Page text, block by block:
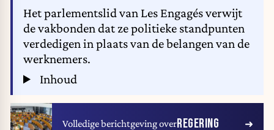
Het parlementslid van Les Engagés verwijt
de vakbonden dat ze politieke standpunten
verdedigen in plaats van de belangen van de
werknemers.
Inhoud
Volledige berichtgeving overREGERING